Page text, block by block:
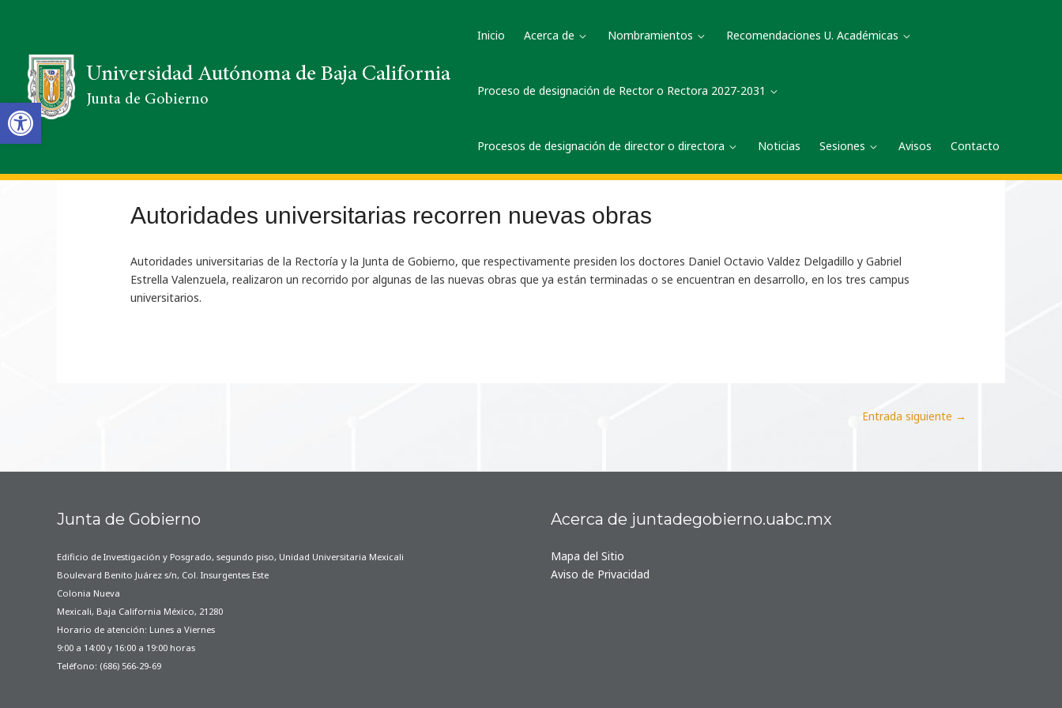
Open toolbar
Universidad Autónoma de Baja California
Junta de Gobierno
Inicio Acerca de Nombramientos Recomendaciones U. Académicas
Proceso de designación de Rector o Rectora 2027-2031
Procesos de designación de director o directora Noticias Sesiones Avisos Contacto
Autoridades universitarias recorren nuevas obras
Autoridades universitarias de la Rectoría y la Junta de Gobierno, que respectivamente presiden los doctores Daniel Octavio Valdez Delgadillo y Gabriel
Estrella Valenzuela, realizaron un recorrido por algunas de las nuevas obras que ya están terminadas o se encuentran en desarrollo, en los tres campus
universitarios.
Entrada siguiente →
Junta de Gobierno
Edificio de Investigación y Posgrado, segundo piso, Unidad Universitaria Mexicali
Boulevard Benito Juárez s/n, Col. Insurgentes Este
Colonia Nueva
Mexicali, Baja California México, 21280
Horario de atención: Lunes a Viernes
9:00 a 14:00 y 16:00 a 19:00 horas
Teléfono: (686) 566-29-69
Acerca de juntadegobierno.uabc.mx
Mapa del Sitio
Aviso de Privacidad